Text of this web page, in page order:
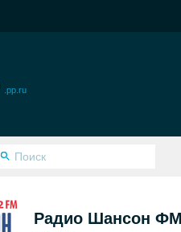
.pp.ru
Радио Шансон